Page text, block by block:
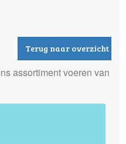
Terug naar overzicht
assortiment voeren van